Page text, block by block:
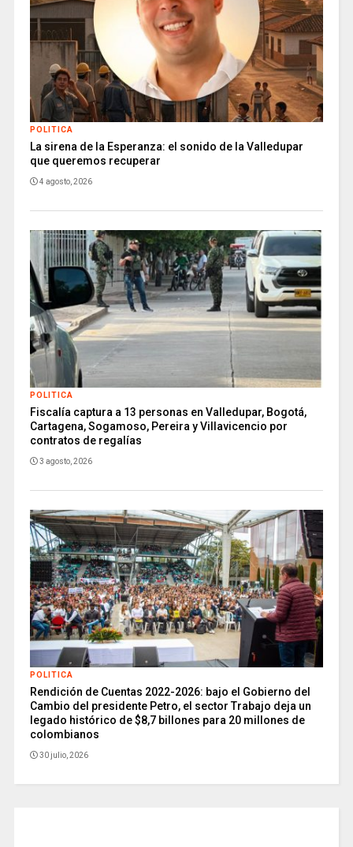
POLITICA
La sirena de la Esperanza: el sonido de la Valledupar
que queremos recuperar
4 agosto, 2026
POLITICA
Fiscalía captura a 13 personas en Valledupar, Bogotá,
Cartagena, Sogamoso, Pereira y Villavicencio por
contratos de regalías
3 agosto, 2026
POLITICA
Rendición de Cuentas 2022-2026: bajo el Gobierno del
Cambio del presidente Petro, el sector Trabajo deja un
legado histórico de $8,7 billones para 20 millones de
colombianos
30 julio, 2026